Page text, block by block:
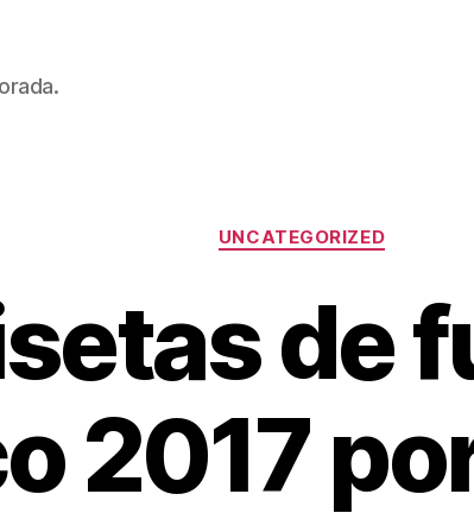
Categorías
UNCATEGORIZED
de
2017